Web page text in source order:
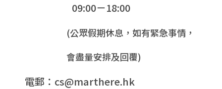
09:00－18:00
(公眾假期休息，如有緊急事情，
會盡量安排及回覆)
電郵：cs@marthere.hk